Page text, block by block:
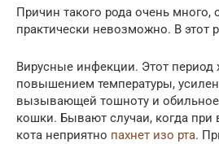
Причин такого рода очень много,
практически невозможно. В этот
Вирусные инфекции. Этот период
повышением температуры,
вызывающей тошноту и
кошки. Бывают случаи, когда при
кота неприятно пахнет изо рта.